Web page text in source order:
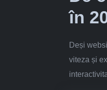
în
Deși
viteza și